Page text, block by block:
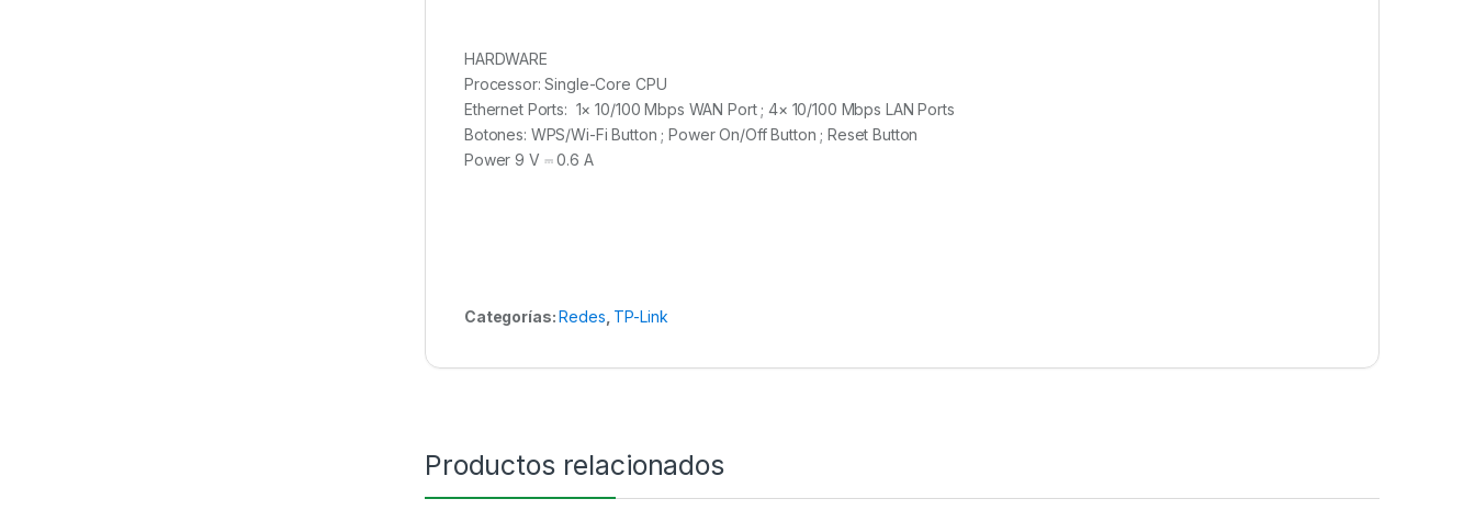
HARDWARE
Processor: Single-Core CPU
Ethernet Ports: 1× 10/100 Mbps WAN Port ; 4× 10/100 Mbps LAN Ports
Botones: WPS/Wi-Fi Button ; Power On/Off Button ; Reset Button
Power 9 V ⎓ 0.6 A
Categorías:Redes TP-Link
Productos relacionados